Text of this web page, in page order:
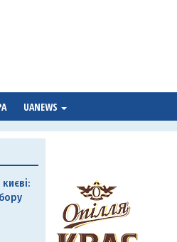
UANEWS